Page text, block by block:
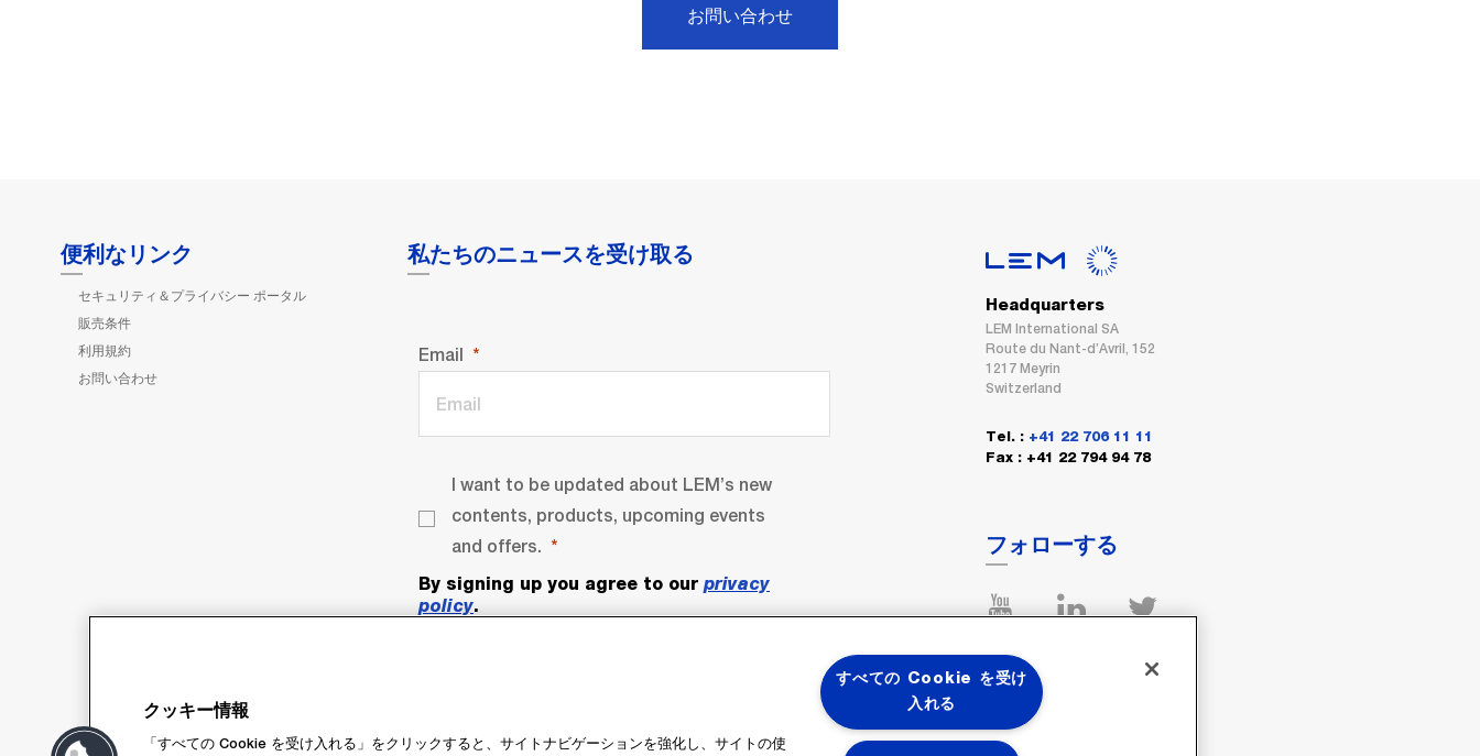
お問い合わせ
便利なリンク
セキュリティ＆プライバシー ポータル
販売条件
利用規約
お問い合わせ
私たちのニュースを受け取る
Email
I want to be updated about LEM’s new
contents, products, upcoming events
and offers.
By signing up you agree to our privacy
policy.
Headquarters
LEM International SA
Route du Nant-d’Avril, 152
1217 Meyrin
Switzerland
Tel. : +41 22 706 11 11
Fax : +41 22 794 94 78
フォローする
クッキー情報
「すべての Cookie を受け入れる」をクリックすると、サイトナビゲーションを強化し、サイトの使
すべての Cookie を受け
入れる